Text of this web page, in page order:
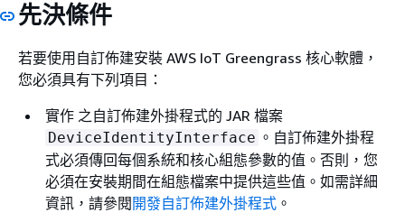
先決條件
若要使用自訂佈建安裝 AWS IoT Greengrass 核心軟體，
您必須具有下列項目：
實作 之自訂佈建外掛程式的 JAR 檔案
DeviceIdentityInterface 。自訂佈建外掛程
式必須傳回每個系統和核心組態參數的值。否則，您
必須在安裝期間在組態檔案中提供這些值。如需詳細
資訊，請參閱開發自訂佈建外掛程式 。